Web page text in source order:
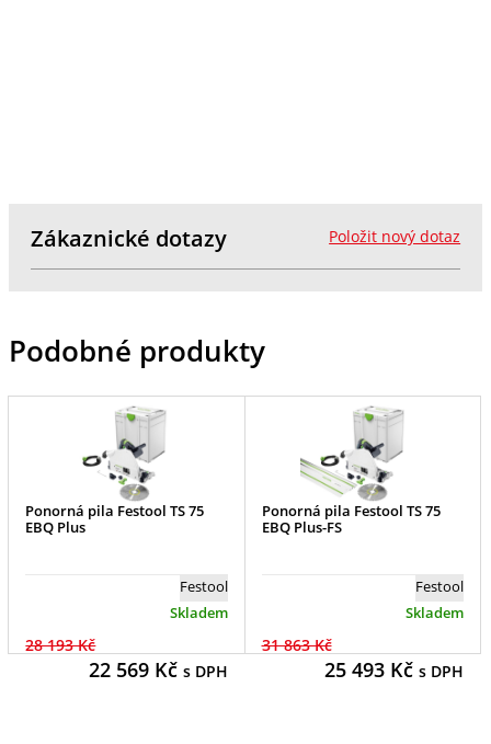
Položit nový dotaz
Zákaznické dotazy
Podobné produkty
Ponorná pila Festool TS 75
EBQ Plus
Festool
Skladem
28 193 Kč
22 569Kč s DPH
Ponorná pila Festool TS 75
EBQ Plus-FS
Festool
Skladem
31 863 Kč
25 493Kč s DPH